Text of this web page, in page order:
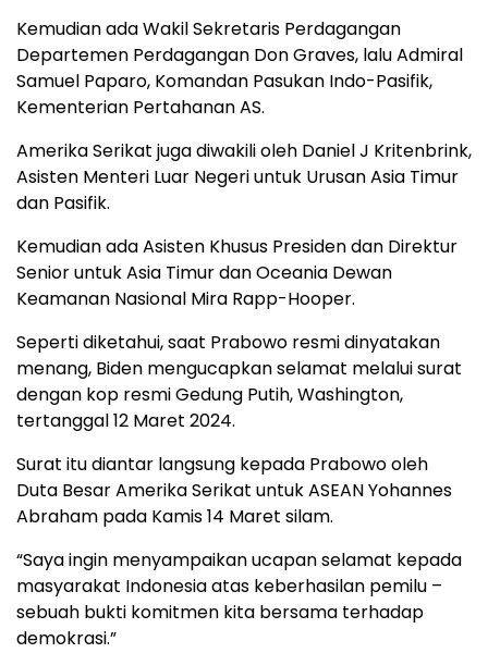
Kemudian ada Wakil Sekretaris Perdagangan
Departemen Perdagangan Don Graves, lalu Admiral
Samuel Paparo, Komandan Pasukan Indo-Pasifik,
Kementerian Pertahanan AS.
Amerika Serikat juga diwakili oleh Daniel J Kritenbrink,
Asisten Menteri Luar Negeri untuk Urusan Asia Timur
dan Pasifik.
Kemudian ada Asisten Khusus Presiden dan Direktur
Senior untuk Asia Timur dan Oceania Dewan
Keamanan Nasional Mira Rapp-Hooper.
Seperti diketahui, saat Prabowo resmi dinyatakan
menang, Biden mengucapkan selamat melalui surat
dengan kop resmi Gedung Putih, Washington,
tertanggal 12 Maret 2024.
Surat itu diantar langsung kepada Prabowo oleh
Duta Besar Amerika Serikat untuk ASEAN Yohannes
Abraham pada Kamis 14 Maret silam.
“Saya ingin menyampaikan ucapan selamat kepada
masyarakat Indonesia atas keberhasilan pemilu –
sebuah bukti komitmen kita bersama terhadap
demokrasi.”